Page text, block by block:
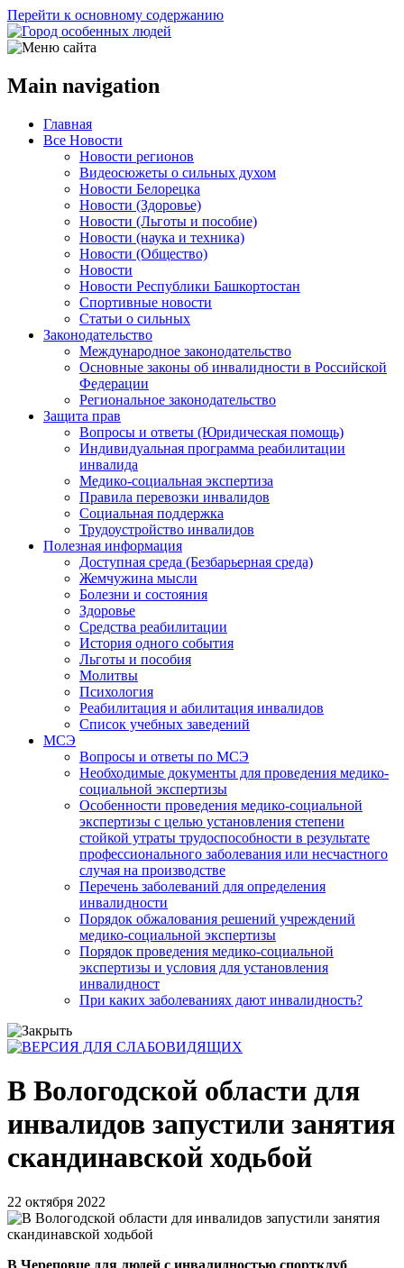
Перейти к основному содержанию
Main navigation
Главная
Все Новости
Новости регионов
Видеосюжеты о сильных духом
Новости Белорецка
Новости (Здоровье)
Новости (Льготы и пособие)
Новости (наука и техника)
Новости (Общество)
Новости
Новости Республики Башкортостан
Спортивные новости
Статьи о сильных
Законодательство
Международное законодательство
Основные законы об инвалидности в Российской
Федерации
Региональное законодательство
Защита прав
Вопросы и ответы (Юридическая помощь)
Индивидуальная программа реабилитации
инвалида
Медико-социальная экспертиза
Правила перевозки инвалидов
Социальная поддержка
Трудоустройство инвалидов
Полезная информация
Доступная среда (Безбарьерная среда)
Жемчужина мысли
Болезни и состояния
Здоровье
Средства реабилитации
История одного события
Льготы и пособия
Молитвы
Психология
Реабилитация и абилитация инвалидов
Список учебных заведений
МСЭ
Вопросы и ответы по МСЭ
Необходимые документы для проведения медико-
социальной экспертизы
Особенности проведения медико-социальной
экспертизы с целью установления степени
стойкой утраты трудоспособности в результате
профессионального заболевания или несчастного
случая на производстве
Перечень заболеваний для определения
инвалидности
Порядок обжалования решений учреждений
медико-социальной экспертизы
Порядок проведения медико-социальной
экспертизы и условия для установления
инвалидност
При каких заболеваниях дают инвалидность?
В Вологодской области для
инвалидов запустили занятия
скандинавской ходьбой
22 октября 2022
В Череповце для людей с инвалидностью спортклуб